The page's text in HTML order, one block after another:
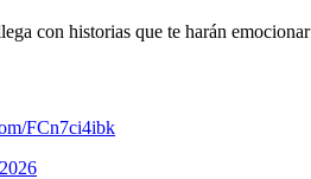
con historias que te harán emocionar
FCn7ci4ibk